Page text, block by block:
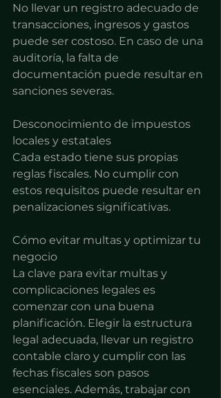
No llevar un registro adecuado de
transacciones, ingresos y gastos
puede ser costoso. En caso de una
auditoría, la falta de
documentación puede resultar en
sanciones severas.
Desconocimiento de impuestos
locales y estatales
Cada estado tiene sus propias
reglas fiscales. No cumplir con
estos requisitos puede resultar en
penalizaciones significativas.
Cómo evitar multas y optimizar tu
negocio
La clave para evitar multas y
complicaciones legales es
comenzar con una buena
planificación. Elegir la estructura
legal adecuada, llevar un registro
contable claro y cumplir con las
fechas fiscales son pasos
esenciales. Además, trabajar con